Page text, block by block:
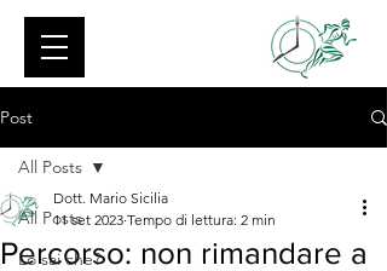
Post
All Posts
Lo sai che?
All Posts
Percorso: non rimandare a
Dott. Mario Sicilia
11 set 2023 Tempo di lettura: 2 min